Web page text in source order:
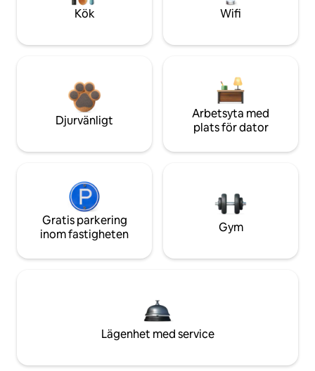
Kök Wifi
Djurvänligt
Arbetsyta med
plats för dator
Gratis parkering
inom fastigheten
Gym
Lägenhet med service